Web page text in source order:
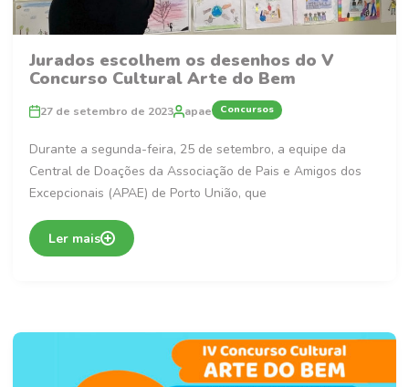
Jurados escolhem os desenhos do V
Concurso Cultural Arte do Bem
27 de setembro de 2023 apae Concursos
Durante a segunda-feira, 25 de setembro, a equipe da
Central de Doações da Associação de Pais e Amigos dos
Excepcionais (APAE) de Porto União, que
Ler mais